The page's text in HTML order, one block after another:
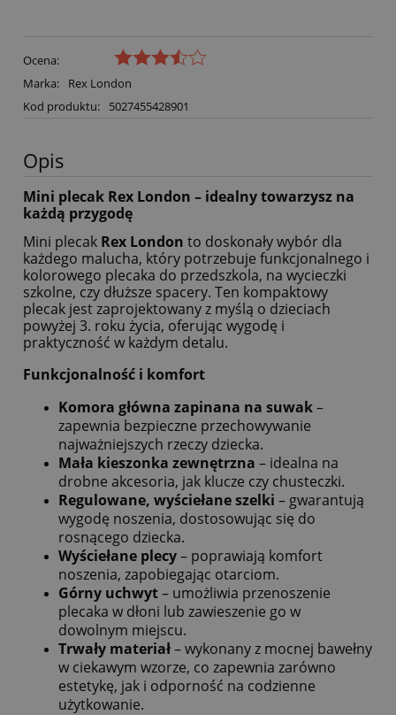
Ocena:
Marka:
Rex London
Kod produktu:
5027455428901
Opis
Mini plecak Rex London – idealny towarzysz na
każdą przygodę
Mini plecak Rex London to doskonały wybór dla
każdego malucha, który potrzebuje funkcjonalnego i
kolorowego plecaka do przedszkola, na wycieczki
szkolne, czy dłuższe spacery. Ten kompaktowy
plecak jest zaprojektowany z myślą o dzieciach
powyżej 3. roku życia, oferując wygodę i
praktyczność w każdym detalu.
Funkcjonalność i komfort
Komora główna zapinana na suwak–
zapewnia bezpieczne przechowywanie
najważniejszych rzeczy dziecka.
Mała kieszonka zewnętrzna – idealna na
drobne akcesoria, jak klucze czy chusteczki.
Regulowane, wyściełane szelki – gwarantują
wygodę noszenia, dostosowując się do
rosnącego dziecka.
Wyściełane plecy– poprawiają komfort
noszenia, zapobiegając otarciom.
Górny uchwyt– umożliwia przenoszenie
plecaka w dłoni lub zawieszenie go w
dowolnym miejscu.
Trwały materiał– wykonany z mocnej bawełny
w ciekawym wzorze, co zapewnia zarówno
estetykę, jak i odporność na codzienne
użytkowanie.